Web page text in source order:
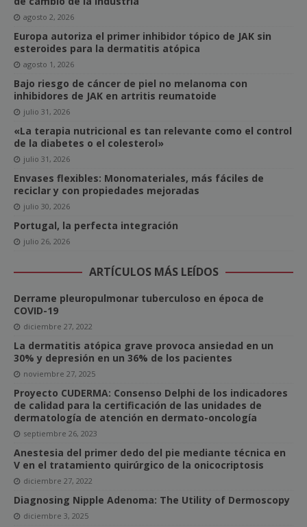
agosto 2, 2026
Europa autoriza el primer inhibidor tópico de JAK sin
esteroides para la dermatitis atópica
agosto 1, 2026
Bajo riesgo de cáncer de piel no melanoma con
inhibidores de JAK en artritis reumatoide
julio 31, 2026
«La terapia nutricional es tan relevante como el control
de la diabetes o el colesterol»
julio 31, 2026
Envases flexibles: Monomateriales, más fáciles de
reciclar y con propiedades mejoradas
julio 30, 2026
Portugal, la perfecta integración
julio 26, 2026
ARTÍCULOS MÁS LEÍDOS
Derrame pleuropulmonar tuberculoso en época de
COVID-19
diciembre 27, 2022
La dermatitis atópica grave provoca ansiedad en un
30% y depresión en un 36% de los pacientes
noviembre 27, 2025
Proyecto CUDERMA: Consenso Delphi de los indicadores
de calidad para la certificación de las unidades de
dermatología de atención en dermato-oncología
septiembre 26, 2023
Anestesia del primer dedo del pie mediante técnica en
V en el tratamiento quirúrgico de la onicocriptosis
diciembre 27, 2022
Diagnosing Nipple Adenoma: The Utility of Dermoscopy
diciembre 3, 2025